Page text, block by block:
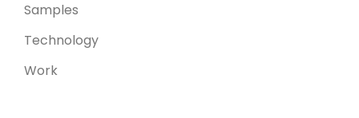
Samples
Technology
Work